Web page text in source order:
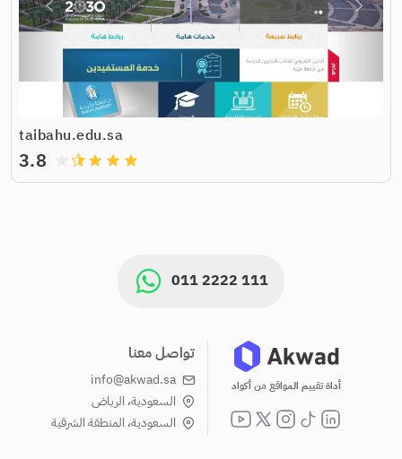
taibahu.edu.sa
grade
grade
grade
3.8
011 2222 111
أداة تقييم المواقع من أكواد
تواصل معنا
info@akwad.sa
السعودية، الرياض
السعودية، المنطقة الشرقية